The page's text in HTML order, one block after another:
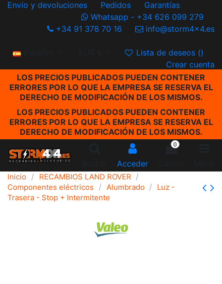
Envío y devoluciones Pedidos
Garantías
Whatsapp - +34 626 099 279
+34 91 378 70 16
info@storm4x4.es
Español Lista de deseos ()
Crear cuenta
LOS PRECIOS PUBLICADOS PUEDEN CONTENER
ERRORES POR LO QUE LA EMPRESA SE RESERVA EL
DERECHO DE MODIFICACIÓN DE LOS MISMOS.
LOS PRECIOS PUBLICADOS PUEDEN CONTENER
ERRORES POR LO QUE LA EMPRESA SE RESERVA EL
DERECHO DE MODIFICACIÓN DE LOS MISMOS.
Acceder
0
Inicio
RECAMBIOS LAND ROVER
Componentes eléctricos
Alumbrado
Luz -
Trasera - Stop + Intermitente